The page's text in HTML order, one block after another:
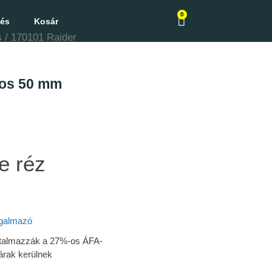
Kosár
0
/ 170101 Raider
50 mm
réz
a 27%-os ÁFA-
kerülnek